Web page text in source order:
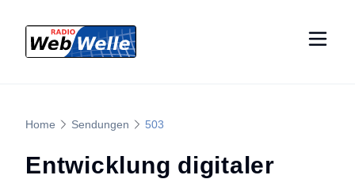
Home Sendungen 503
Entwicklung digitaler